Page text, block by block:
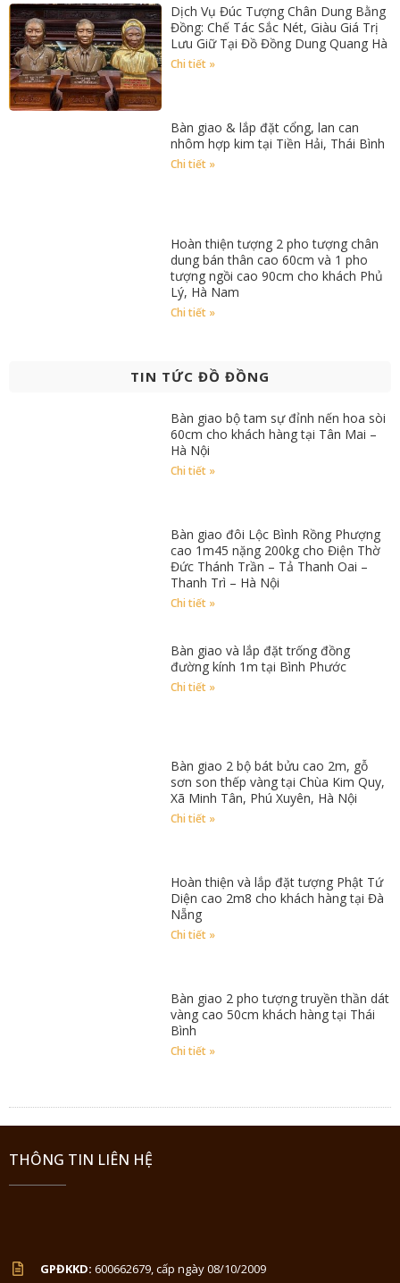
Dịch Vụ Đúc Tượng Chân Dung Bằng
Đồng: Chế Tác Sắc Nét, Giàu Giá Trị
Lưu Giữ Tại Đồ Đồng Dung Quang Hà
Chi tiết »
Bàn giao & lắp đặt cổng, lan can
nhôm hợp kim tại Tiền Hải, Thái Bình
Chi tiết »
Hoàn thiện tượng 2 pho tượng chân
dung bán thân cao 60cm và 1 pho
tượng ngồi cao 90cm cho khách Phủ
Lý, Hà Nam
Chi tiết »
TIN TỨC ĐỒ ĐỒNG
Bàn giao bộ tam sự đỉnh nến hoa sòi
60cm cho khách hàng tại Tân Mai –
Hà Nội
Chi tiết »
Bàn giao đôi Lộc Bình Rồng Phượng
cao 1m45 nặng 200kg cho Điện Thờ
Đức Thánh Trần – Tả Thanh Oai –
Thanh Trì – Hà Nội
Chi tiết »
Bàn giao và lắp đặt trống đồng
đường kính 1m tại Bình Phước
Chi tiết »
Bàn giao 2 bộ bát bửu cao 2m, gỗ
sơn son thếp vàng tại Chùa Kim Quy,
Xã Minh Tân, Phú Xuyên, Hà Nội
Chi tiết »
Hoàn thiện và lắp đặt tượng Phật Tứ
Diện cao 2m8 cho khách hàng tại Đà
Nẵng
Chi tiết »
Bàn giao 2 pho tượng truyền thần dát
vàng cao 50cm khách hàng tại Thái
Bình
Chi tiết »
THÔNG TIN LIÊN HỆ
GPĐKKD: 600662679, cấp ngày 08/10/2009